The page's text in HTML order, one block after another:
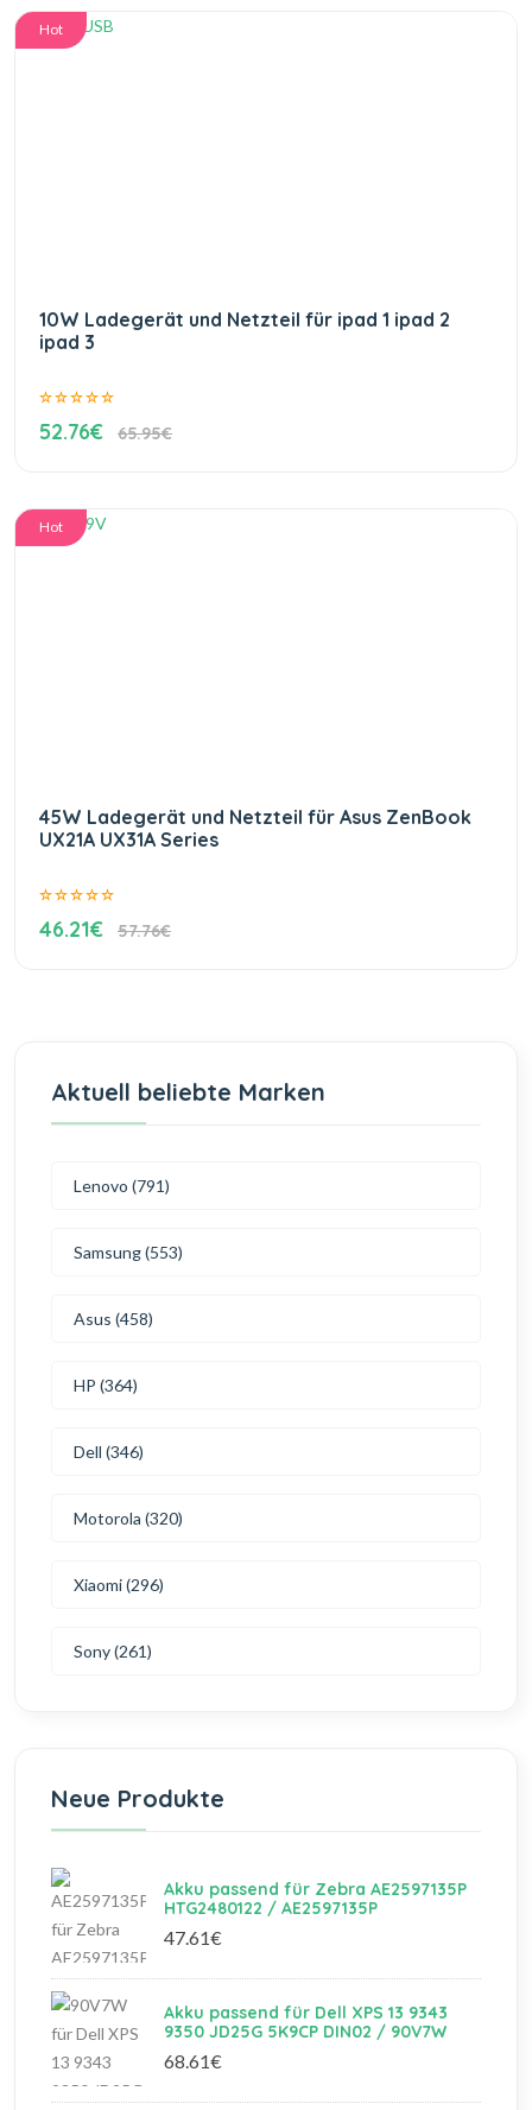
Hot
10W Ladegerät und Netzteil für ipad 1 ipad 2
ipad 3
52.76€ 65.95€
Hot
45W Ladegerät und Netzteil für Asus ZenBook
UX21A UX31A Series
46.21€ 57.76€
Aktuell beliebte Marken
Lenovo (791)
Samsung (553)
Asus (458)
HP (364)
Dell (346)
Motorola (320)
Xiaomi (296)
Sony (261)
Neue Produkte
Akku passend für Zebra AE2597135P
HTG2480122 / AE2597135P
47.61€
Akku passend für Dell XPS 13 9343
9350 JD25G 5K9CP DIN02 / 90V7W
68.61€